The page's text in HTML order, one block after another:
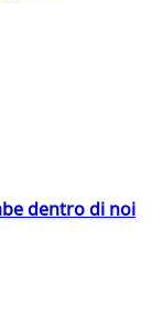
dentro di noi